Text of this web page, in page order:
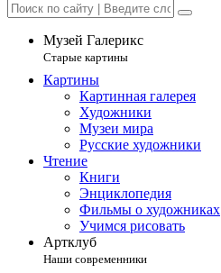
Музей Галерикс
Старые картины
Картины
Картинная галерея
Художники
Музеи мира
Русские художники
Чтение
Книги
Энциклопедия
Фильмы о художниках
Учимся рисовать
Артклуб
Наши современники